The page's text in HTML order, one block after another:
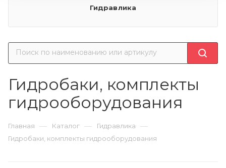
Гидравлика
Гидробаки, комплекты
гидрооборудования
Главная — Каталог — Гидравлика —
Гидробаки, комплекты гидрооборудования